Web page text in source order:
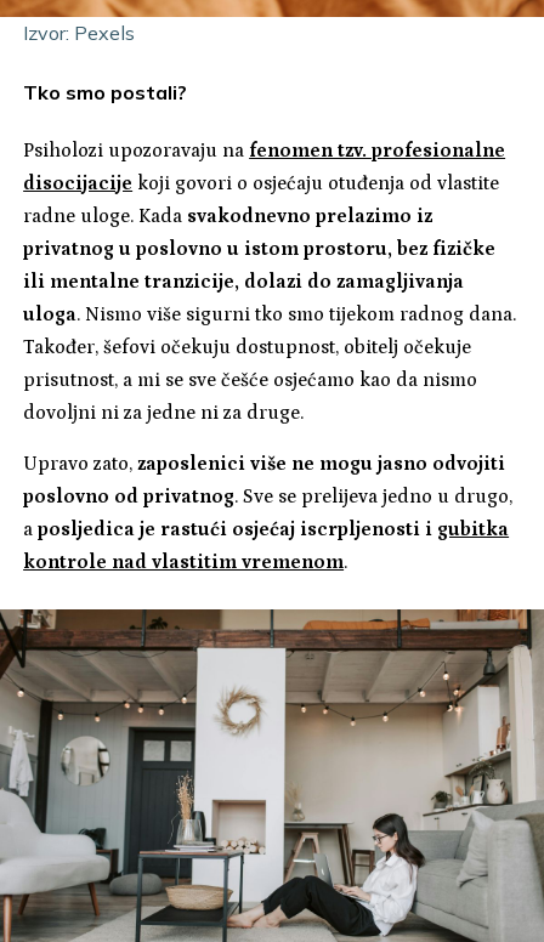
Izvor: Pexels
Tko smo postali?
Psiholozi upozoravaju na fenomen tzv. profesionalne
disocijacije koji govori o osjećaju otuđenja od vlastite
radne uloge. Kada svakodnevno prelazimo iz
privatnog u poslovno u istom prostoru, bez fizičke
ili mentalne tranzicije, dolazi do zamagljivanja
uloga. Nismo više sigurni tko smo tijekom radnog dana.
Također, šefovi očekuju dostupnost, obitelj očekuje
prisutnost, a mi se sve češće osjećamo kao da nismo
dovoljni ni za jedne ni za druge.
Upravo zato,zaposlenici više ne mogu jasno odvojiti
poslovno od privatnog. Sve se prelijeva jedno u drugo,
aposljedica je rastući osjećaj iscrpljenosti i gubitka
kontrole nad vlastitim vremenom.